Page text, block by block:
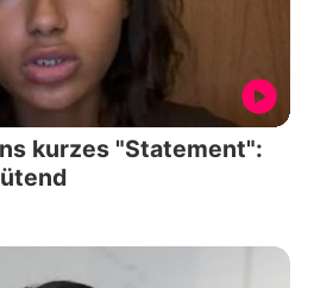
kurzes "Statement":